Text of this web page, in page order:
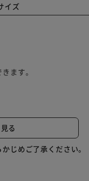
イズ
ます。
る
じめご了承ください。